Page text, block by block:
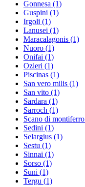
Gonnesa (1)
Guspini (1)
Irgoli (1)
Lanusei (1)
Maracalagonis (1)
Nuoro (1)
Onifai (1)
Ozieri (1)
Piscinas (1)
San vero milis (1)
San vito (1)
Sardara (1)
Sarroch (1)
Scano di montiferro
Sedini (1)
Selargius (1)
Sestu (1)
Sinnai (1)
Sorso (1)
Suni (1)
Tergu (1)